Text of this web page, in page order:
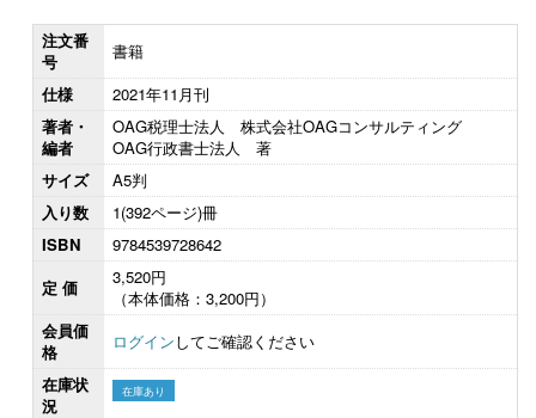
注文番
号
書籍
仕様
2021年11月刊
著者・
編者
OAG税理士法人 株式会社OAGコンサルティング
OAG行政書士法人 著
サイズ
A5判
入り数
1(392ページ)冊
ISBN
9784539728642
定 価
3,520円
（本体価格：3,200円）
会員価
格
ログインしてご確認ください
在庫状
況
在庫あり